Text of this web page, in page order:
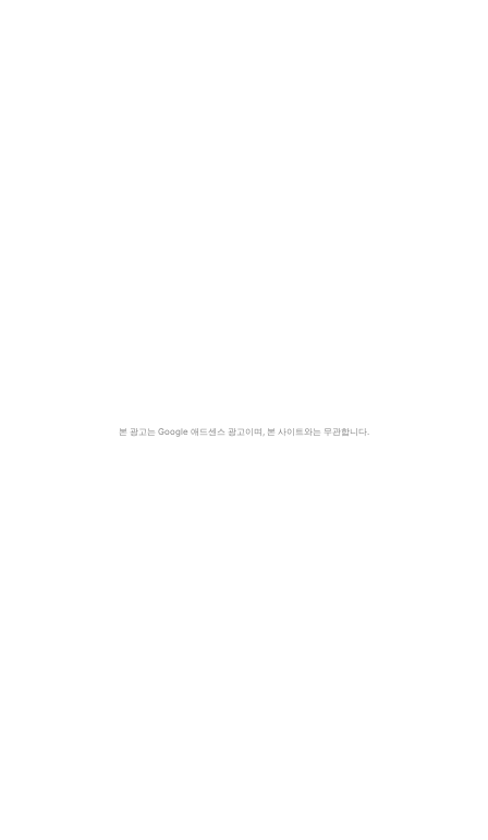
본 광고는 Google 애드센스 광고이며, 본 사이트와는 무관합니다.